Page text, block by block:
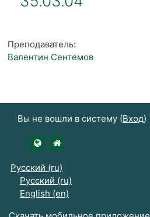
Преподаватель:
Валентин Сентемов
Вы не вошли в систему (Вход)
https://udsau.ru
Русский ‎(ru)‎
Русский ‎(ru)‎
English ‎(en)‎